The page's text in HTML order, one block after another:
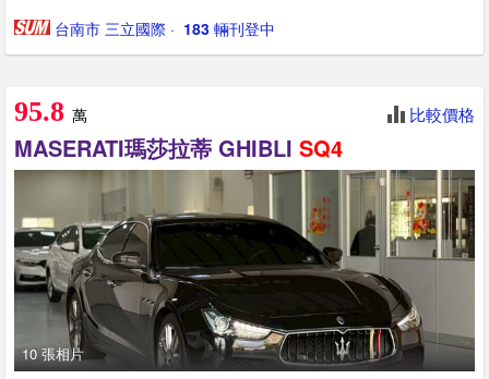
台南市 三立國際 · ‎ 183 輛刊登中
95.8 萬 比較價格
MASERATI瑪莎拉蒂 GHIBLI SQ4
10 張相片